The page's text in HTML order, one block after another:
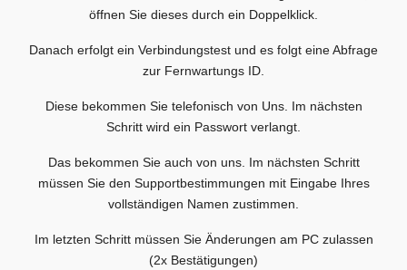
öffnen Sie dieses durch ein Doppelklick.
Danach erfolgt ein Verbindungstest und es folgt eine Abfrage
zur Fernwartungs ID.
Diese bekommen Sie telefonisch von Uns. Im nächsten
Schritt wird ein Passwort verlangt.
Das bekommen Sie auch von uns. Im nächsten Schritt
müssen Sie den Supportbestimmungen mit Eingabe Ihres
vollständigen Namen zustimmen.
Im letzten Schritt müssen Sie Änderungen am PC zulassen
(2x Bestätigungen)